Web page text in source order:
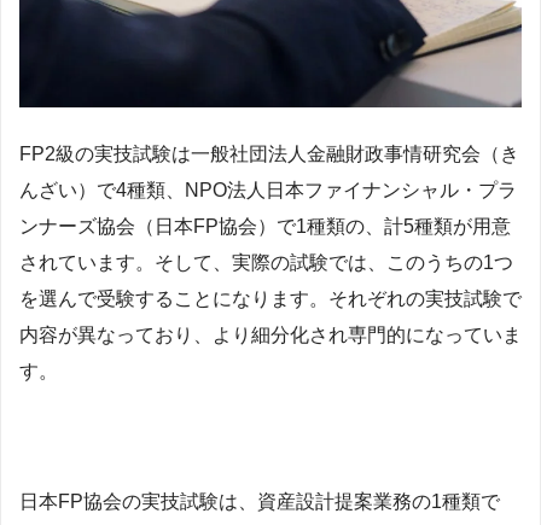
FP2級の実技試験は一般社団法人金融財政事情研究会（き
んざい）で4種類、NPO法人日本ファイナンシャル・プラ
ンナーズ協会（日本FP協会）で1種類の、計5種類が用意
されています。そして、実際の試験では、このうちの1つ
を選んで受験することになります。それぞれの実技試験で
内容が異なっており、より細分化され専門的になっていま
す。
日本FP協会の実技試験は、資産設計提案業務の1種類で